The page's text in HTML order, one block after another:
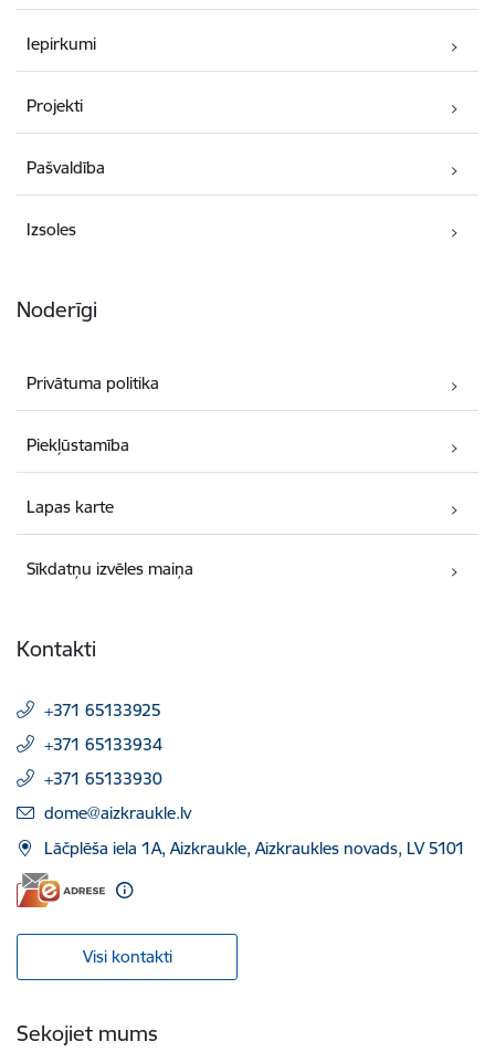
Iepirkumi
Projekti
Pašvaldība
Izsoles
Noderīgi
Privātuma politika
Piekļūstamība
Lapas karte
Sīkdatņu izvēles maiņa
Kontakti
+371 65133925
+371 65133934
+371 65133930
E-pasts:
dome@aizkraukle.lv
Lāčplēša iela 1A, Aizkraukle, Aizkraukles novads, LV 5101
Visi kontakti
Sekojiet mums